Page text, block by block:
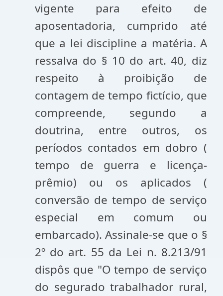
vigente para efeito de
aposentadoria, cumprido até
que a lei discipline a matéria. A
ressalva do § 10 do art. 40, diz
respeito à proibição de
contagem de tempo fictício, que
compreende, segundo a
doutrina, entre outros, os
períodos contados em dobro (
tempo de guerra e licença-
prêmio) ou os aplicados (
conversão de tempo de serviço
especial em comum ou
embarcado). Assinale-se que o §
2º do art. 55 da Lei n. 8.213/91
dispôs que "O tempo de serviço
do segurado trabalhador rural,